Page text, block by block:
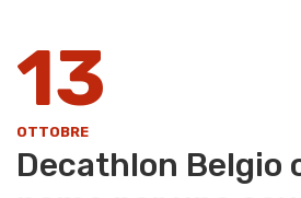
13
OTTOBRE
Decathlon Belgio